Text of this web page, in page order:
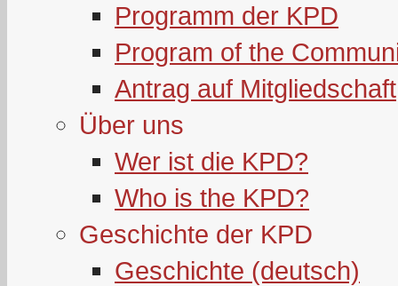
Programm der KPD
Program of the
Antrag auf Mitgliedschaft
Über uns
Wer ist die KPD?
Who is the KPD?
Geschichte der KPD
Geschichte (deutsch)